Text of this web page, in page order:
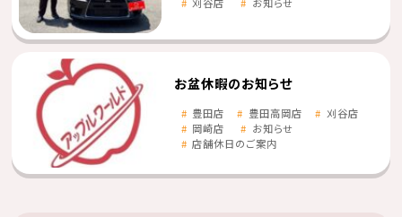
お盆休暇のお知らせ
豊田店 豊田高岡店
刈谷店
岡崎店
お知らせ
店舗休日のご案内